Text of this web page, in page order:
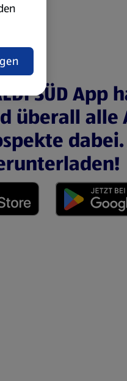
SÜD App
überall alle
dabei.